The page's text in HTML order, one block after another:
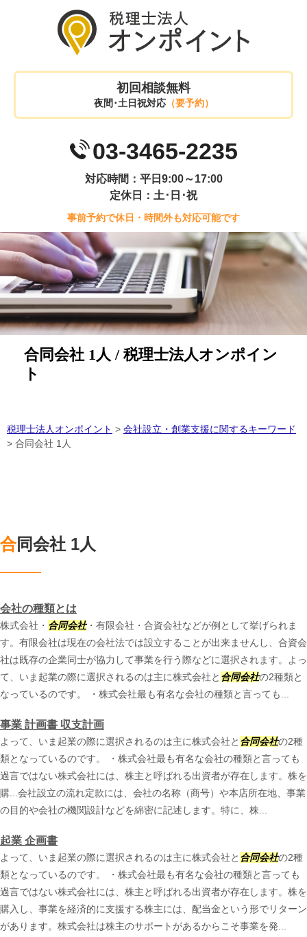
初回相談無料
夜間･土日祝対応（要予約）
03-3465-2235
対応時間：平日9:00～17:00
定休日：土･日･祝
事前予約で休日・時間外も対応可能です
合同会社 1人 / 税理士法人オンポイン
ト
税理士法人オンポイント > 会社設立・創業支援に関するキーワード
> 合同会社 1人
合同会社 1人
会社の種類とは
株式会社・ 合同会社・有限会社・合資会社などが例として挙げられま
す。有限会社は現在の会社法では設立することが出来ませんし、合資会
社は既存の企業同士が協力して事業を行う際などに選択されます。よっ
て、いま起業の際に選択されるのは主に株式会社と 合同会社の2種類と
なっているのです。 ・株式会社最も有名な会社の種類と言っても...
事業 計画書 収支計画
よって、いま起業の際に選択されるのは主に株式会社と 合同会社の2種
類となっているのです。 ・株式会社最も有名な会社の種類と言っても
過言ではない株式会社には、株主と呼ばれる出資者が存在します。株を
購...会社設立の流れ定款には、会社の名称（商号）や本店所在地、事業
の目的や会社の機関設計などを綿密に記述します。特に、株...
起業 企画書
よって、いま起業の際に選択されるのは主に株式会社と 合同会社の2種
類となっているのです。 ・株式会社最も有名な会社の種類と言っても
過言ではない株式会社には、株主と呼ばれる出資者が存在します。株を
購入し、事業を経済的に支援する株主には、配当金という形でリターン
があります。株式会社は株主のサポートがあるからこそ事業を発...